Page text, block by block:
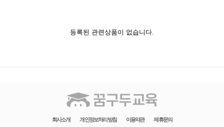
등록된 관련상품이 없습니다.
회사소개 개인정보처리방침 이용약관 제휴문의